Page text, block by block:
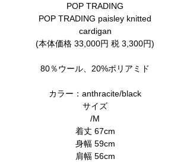
POP TRADING
POP TRADING paisley knitted
cardigan
(本体価格 33,000円 税 3,300円)
80％ウール、20%ポリアミド
カラー：anthracite/black
サイズ
/M
着丈 67cm
身幅 59cm
肩幅 56cm